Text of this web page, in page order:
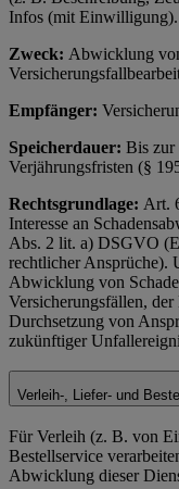
Infos (mit Einwilligung).
Zweck: Abwicklung
Empfänger:
Speicherdauer: Bis zur
Verjährungsfristen (§
Rechtsgrundlage: Art.
Interesse an
Abs. 2 lit. a) DSGVO
rechtlicher Ansprüche).
Abwicklung von
Versicherungsfällen,
Durchsetzung von
zukünftiger
Verleih-, Liefer- und
Für Verleih (z. B. von
Bestellservice
Abwicklung dieser